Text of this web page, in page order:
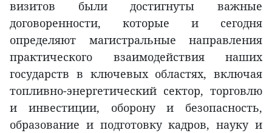
визитов были достигнуты важные
договоренности, которые и сегодня
определяют магистральные направления
практического взаимодействия наших
государств в ключевых областях, включая
топливно-энергетический сектор, торговлю
и инвестиции, оборону и безопасность,
образование и подготовку кадров, науку и